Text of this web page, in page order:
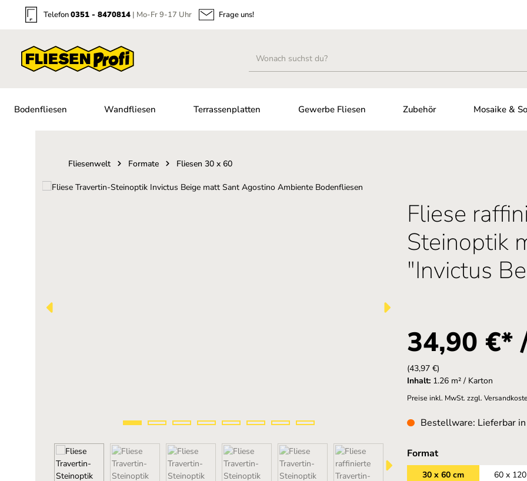
Zum Hauptinhalt springen
Zur Suche springen
Zur Hauptnavigation springen
Telefon0351 - 8470814 | Mo-Fr 9-17 Uhr Frage uns!
Bodenfliesen Wandfliesen Terrassenplatten Gewerbe Fliesen Zubehör Mosaike &
Fliesenwelt Formate Fliesen 30 x 60
Bildergalerie überspringen
Fliese
Steinoptik
"Invictus
34,90 €*
(43,97 €)
Inhalt: 1.26 m² / Karton
Preise inkl. MwSt. zzgl.
Bestellware: Lieferbar
Formatauswählen
30 x 60 cm 60 x